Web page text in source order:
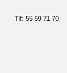
Tlf: 55 59 71 70